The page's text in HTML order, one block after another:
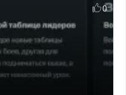
0